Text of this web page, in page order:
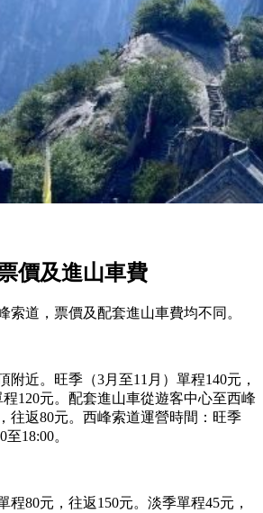
價及進山車費
索道，票價及配套進山車費均不同。
附近。旺季（3月至11月）單程140元，
120元。配套進山車從遊客中心至西峰
往返80元。西峰索道運營時間：旺季
18:00。
程80元，往返150元。淡季單程45元，